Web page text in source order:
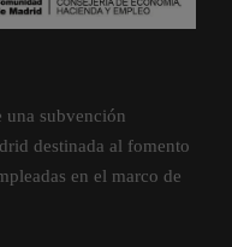
una subvención
destinada al fomento
en el marco de